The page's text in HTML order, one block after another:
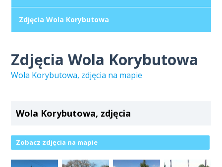
Zdjęcia Wola Korybutowa
Zdjęcia Wola Korybutowa
Wola Korybutowa, zdjęcia na mapie
Wola Korybutowa, zdjęcia
Zobacz zdjęcia na mapie